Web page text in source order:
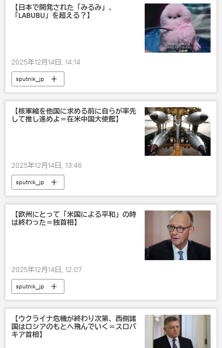
【日本で開発された「みるみ」、
「LABUBU」を超える？】
2025年12月14日, 14:14
sputnik_jp
【核軍縮を他国に求める前に自らが率先
して推し進めよ＝在米中国大使館】
2025年12月14日, 13:46
sputnik_jp
【欧州にとって「米国による平和」の時
は終わった＝独首相】
2025年12月14日, 12:07
sputnik_jp
【ウクライナ危機が終わり次第、西側諸
国はロシアのもとへ飛んでいく＝スロバ
キア首相】